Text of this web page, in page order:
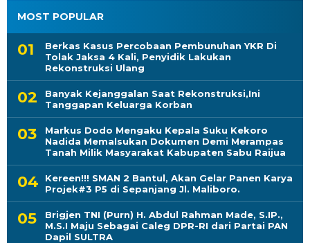
MOST POPULAR
Berkas Kasus Percobaan Pembunuhan YKR Di
Tolak Jaksa 4 Kali, Penyidik Lakukan
Rekonstruksi Ulang
Banyak Kejanggalan Saat Rekonstruksi,Ini
Tanggapan Keluarga Korban
Markus Dodo Mengaku Kepala Suku Kekoro
Nadida Memalsukan Dokumen Demi Merampas
Tanah Milik Masyarakat Kabupaten Sabu Raijua
Kereen!!! SMAN 2 Bantul, Akan Gelar Panen Karya
Projek#3 P5 di Sepanjang Jl. Maliboro.
Brigjen TNI (Purn) H. Abdul Rahman Made, S.IP.,
M.S.I Maju Sebagai Caleg DPR-RI dari Partai PAN
Dapil SULTRA